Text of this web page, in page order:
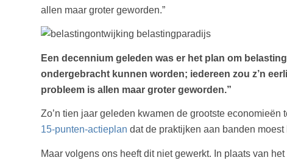
allen maar groter geworden.”
Een decennium geleden was er het plan om
ondergebracht kunnen worden; iedereen zou z’n
probleem is allen maar groter geworden.”
Zo’n tien jaar geleden kwamen de grootste
15-punten-actieplan dat de praktijken aan banden
Maar volgens ons heeft dit niet gewerkt. In plaats van